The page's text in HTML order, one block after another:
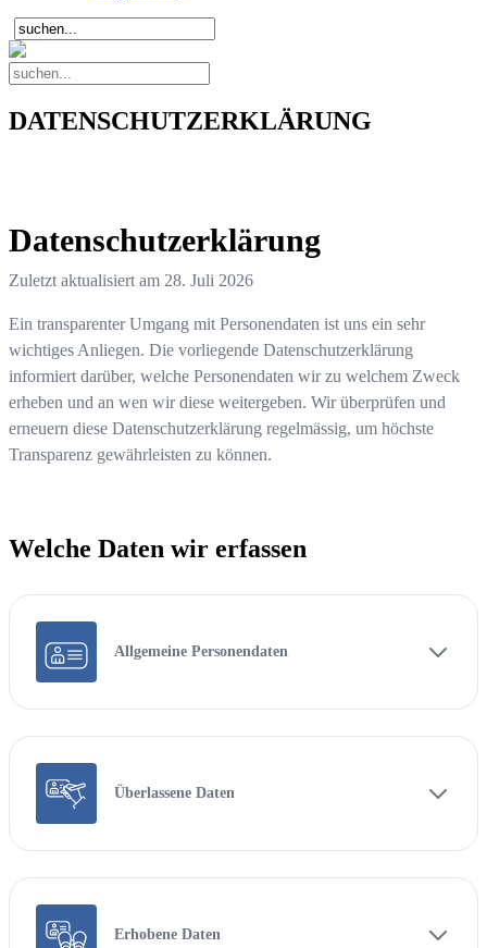
DATENSCHUTZERKLÄRUNG
Datenschutzerklärung
Zuletzt aktualisiert am 28. Juli 2026
Ein transparenter Umgang mit Personendaten ist uns ein sehr
wichtiges Anliegen. Die vorliegende Datenschutzerklärung
informiert darüber, welche Personendaten wir zu welchem Zweck
erheben und an wen wir diese weitergeben. Wir überprüfen und
erneuern diese Datenschutzerklärung regelmässig, um höchste
Transparenz gewährleisten zu können.
Welche Daten wir erfassen
Allgemeine Personendaten
Überlassene Daten
Erhobene Daten